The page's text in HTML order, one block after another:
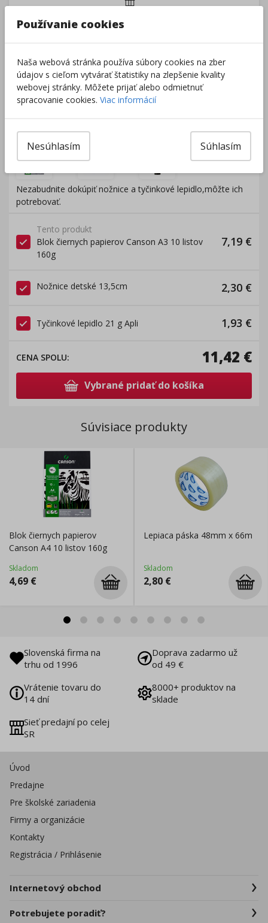
Nakúpte za ďalších 40,00€
Výrobca/Distribútor
pridať produkt medzi obľúbené
BONUSOVÝ TIP!!!
+
Nezabudnite dokúpiť nožnice a tyčinkové lepidlo,môžte ich
potrebovať.
Tento produkt
Blok čiernych papierov Canson A3 10 listov
160g
7,19 €
Nožnice detské 13,5cm 2,30 €
Tyčinkové lepidlo 21 g Apli 1,93 €
CENA SPOLU: 11,42 €
Vybrané pridať do košíka
Súvisiace produkty
Blok čiernych papierov
Canson A4 10 listov 160g
Skladom
4,69 €
Lepiaca páska 48mm x 66m
Skladom
2,80 €
Slovenská firma na
trhu od 1996
Doprava zadarmo už
od 49 €
Vrátenie tovaru do
14 dní
8000+ produktov na
sklade
Sieť predajní po celej
SR
Úvod
Predajne
Pre školské zariadenia
Firmy a organizácie
Kontakty
Registrácia / Prihlásenie
Internetový obchod
Potrebujete poradiť?
Používanie cookies
Naša webová stránka používa súbory cookies na zber
údajov s cieľom vytvárať štatistiky na zlepšenie kvality
webovej stránky. Môžete prijať alebo odmietnuť
spracovanie cookies. Viac informácií
Súhlasím
Nesúhlasím